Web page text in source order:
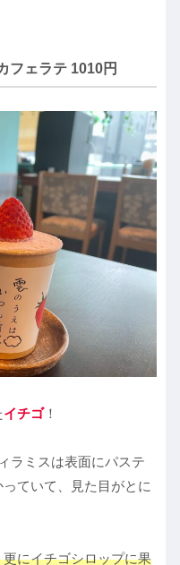
フェラテ 1010円
イチゴ！
ラミスは表面にパステ
ていて、見た目がとに
にイチゴシロップに果